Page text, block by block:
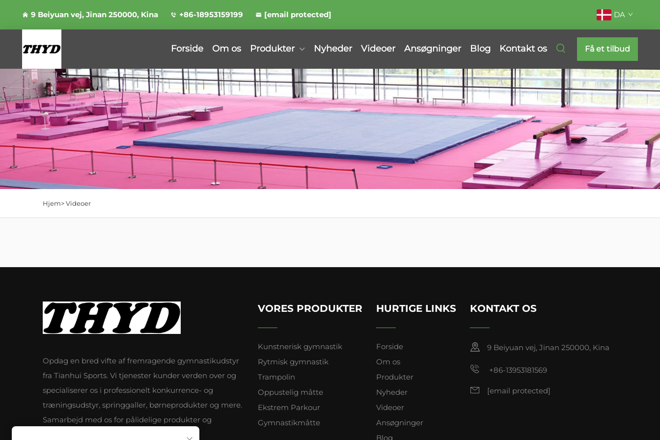
9 Beiyuan vej, Jinan 250000, Kina +86-18953159199 [email protected] DA
Forside Om os Produkter Nyheder Videoer Ansøgninger Blog Kontakt os Få et tilbud
Hjem>Videoer
Opdag en bred vifte af fremragende gymnastikudstyr
fra Tianhui Sports. Vi tjenester kunder verden over og
specialiserer os i professionelt konkurrence- og
træningsudstyr, springgaller, børneprodukter og mere.
Samarbejd med os for pålidelige produkter og
VORES PRODUKTER
Kunstnerisk gymnastik
Rytmisk gymnastik
Trampolin
Oppustelig måtte
Ekstrem Parkour
Gymnastikmåtte
HURTIGE LINKS
Forside
Om os
Produkter
Nyheder
Videoer
Ansøgninger
Blog
KONTAKT OS
9 Beiyuan vej, Jinan 250000, Kina
+86-13953181569
[email protected]